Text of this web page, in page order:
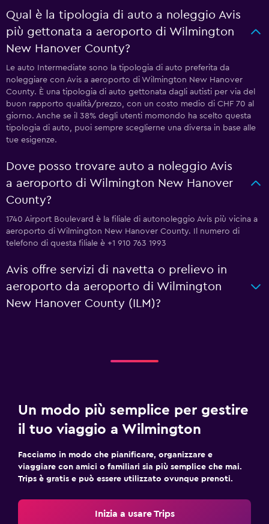
Qual è la tipologia di auto a noleggio Avis
più gettonata a aeroporto di Wilmington
New Hanover County?
Le auto Intermediate sono la tipologia di auto preferita da
noleggiare con Avis a aeroporto di Wilmington New Hanover
County. È una tipologia di auto gettonata dagli autisti per via del
buon rapporto qualità/prezzo, con un costo medio di CHF 70 al
giorno. Anche se il 38% degli utenti momondo ha scelto questa
tipologia di auto, puoi sempre sceglierne una diversa in base alle
tue esigenze.
Dove posso trovare auto a noleggio Avis
a aeroporto di Wilmington New Hanover
County?
1740 Airport Boulevard è la filiale di autonoleggio Avis più vicina a
aeroporto di Wilmington New Hanover County. Il numero di
telefono di questa filiale è +1 910 763 1993
Avis offre servizi di navetta o prelievo in
aeroporto da aeroporto di Wilmington
New Hanover County (ILM)?
Un modo più semplice per gestire
il tuo viaggio a Wilmington
Facciamo in modo che pianificare, organizzare e
viaggiare con amici o familiari sia più semplice che mai.
Trips è gratis e può essere utilizzato ovunque prenoti.
Inizia a usare Trips